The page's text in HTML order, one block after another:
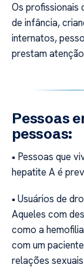
Os profissionais
de infância,
internatos,
prestam
Pessoas
pessoas:
• Pessoas que
hepatite A é
• Usuários de
Aqueles com
como a
com um
relações